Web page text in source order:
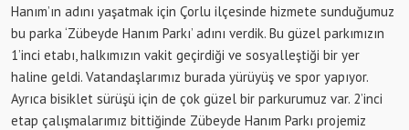
Hanım’ın adını yaşatmak için Çorlu ilçesinde hizmete sunduğumuz
bu parka ‘Zübeyde Hanım Parkı’ adını verdik. Bu güzel parkımızın
1’inci etabı, halkımızın vakit geçirdiği ve sosyalleştiği bir yer
haline geldi. Vatandaşlarımız burada yürüyüş ve spor yapıyor.
Ayrıca bisiklet sürüşü için de çok güzel bir parkurumuz var. 2’inci
etap çalışmalarımız bittiğinde Zübeyde Hanım Parkı projemiz